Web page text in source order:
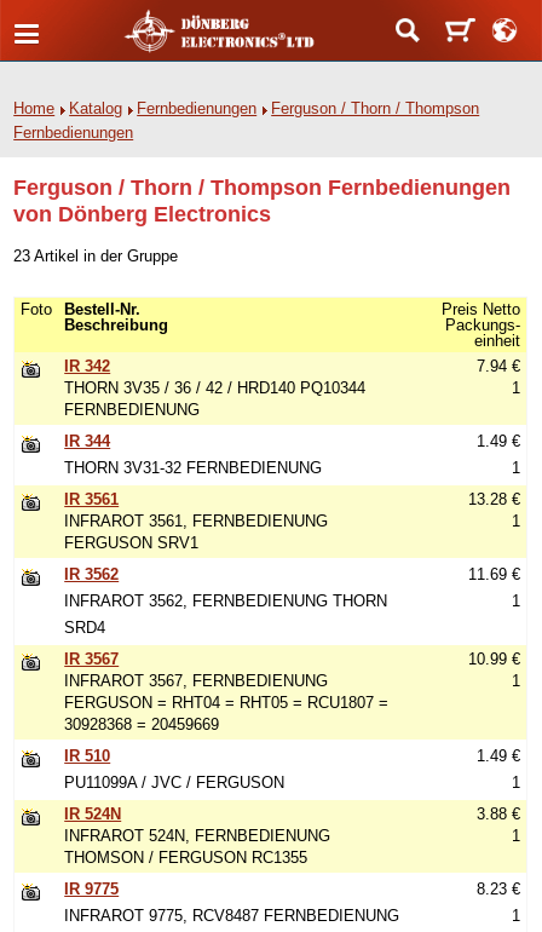
Home Katalog Fernbedienungen
Ferguson / Thorn / Thompson
Fernbedienungen
Ferguson / Thorn / Thompson Fernbedienungen
von Dönberg Electronics
23 Artikel in der Gruppe
Foto
Bestell-Nr.
Beschreibung
Preis Netto
Packungs-
einheit
IR 342
THORN 3V35 / 36 / 42 / HRD140 PQ10344
FERNBEDIENUNG
7.94 €
1
IR 344
THORN 3V31-32 FERNBEDIENUNG
1.49 €
1
IR 3561
INFRAROT 3561, FERNBEDIENUNG
FERGUSON SRV1
13.28 €
1
IR 3562
INFRAROT 3562, FERNBEDIENUNG THORN
SRD4
11.69 €
1
IR 3567
INFRAROT 3567, FERNBEDIENUNG
FERGUSON = RHT04 = RHT05 = RCU1807 =
30928368 = 20459669
10.99 €
1
IR 510
PU11099A / JVC / FERGUSON
1.49 €
1
IR 524N
INFRAROT 524N, FERNBEDIENUNG
THOMSON / FERGUSON RC1355
3.88 €
1
IR 9775
INFRAROT 9775, RCV8487 FERNBEDIENUNG
8.23 €
1